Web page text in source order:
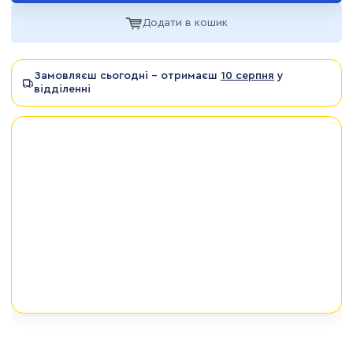
Додати в кошик
Замовляєш сьогодні - отримаєш 10 серпня у
відділенні